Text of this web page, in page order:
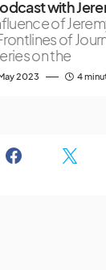
with
of
of
on the
2023 4